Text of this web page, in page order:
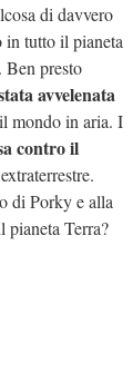
di davvero
in tutto il pianeta
Ben presto
avvelenata
mondo in aria. I
contro il
di Porky e alla
pianeta Terra?